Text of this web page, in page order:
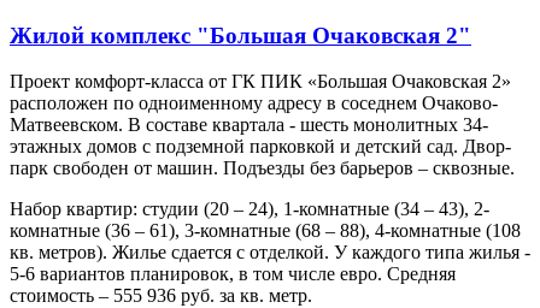
Жилой комплекс "Большая Очаковская 2"
Проект комфорт-класса от ГК ПИК «Большая Очаковская 2»
расположен по одноименному адресу в соседнем Очаково-
Матвеевском. В составе квартала - шесть монолитных 34-
этажных домов с подземной парковкой и детский сад. Двор-
парк свободен от машин. Подъезды без барьеров – сквозные.
Набор квартир: студии (20 – 24), 1-комнатные (34 – 43), 2-
комнатные (36 – 61), 3-комнатные (68 – 88), 4-комнатные (108
кв. метров). Жилье сдается с отделкой. У каждого типа жилья -
5-6 вариантов планировок, в том числе евро. Средняя
стоимость – 555 936 руб. за кв. метр.